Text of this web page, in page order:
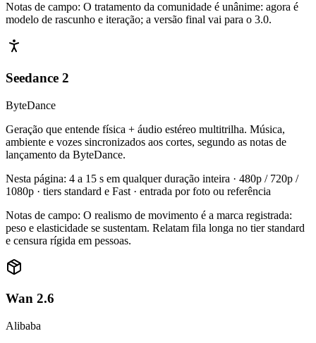
Notas de campo: O tratamento da comunidade é unânime: agora é
modelo de rascunho e iteração; a versão final vai para o 3.0.
Seedance 2
ByteDance
Geração que entende física + áudio estéreo multitrilha. Música,
ambiente e vozes sincronizados aos cortes, segundo as notas de
lançamento da ByteDance.
Nesta página: 4 a 15 s em qualquer duração inteira · 480p / 720p /
1080p · tiers standard e Fast · entrada por foto ou referência
Notas de campo: O realismo de movimento é a marca registrada:
peso e elasticidade se sustentam. Relatam fila longa no tier standard
e censura rígida em pessoas.
Wan 2.6
Alibaba